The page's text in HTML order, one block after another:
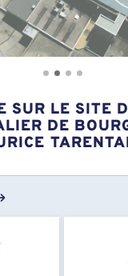
SUR LE SITE
DE